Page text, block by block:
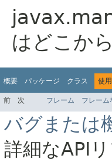
はどこか
概要 パッケージ クラス 使用
前 次 フレーム フレーム
バグまたは
詳細なAPI